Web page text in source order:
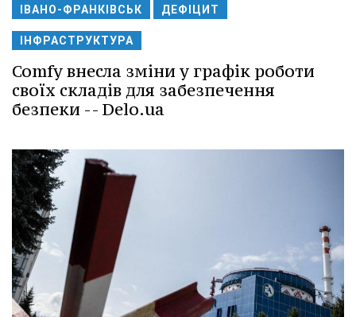
ІВАНО-ФРАНКІВСЬК ДЕФІЦИТ
ІНФРАСТРУКТУРА
Comfy внесла зміни у графік роботи
своїх складів для забезпечення
безпеки -- Delo.ua